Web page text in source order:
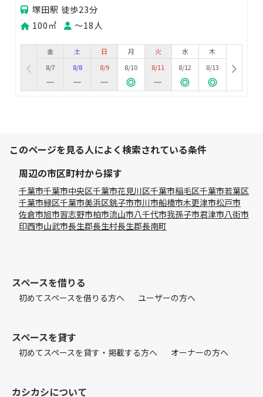
塚田駅 徒歩23分
100㎡
〜18人
金
8/7
土
8/8
日
8/9
月
8/10
火
8/11
水
8/12
木
8/13
このページを見る人によく検索されている条件
周辺の市区町村から探す
千葉市千葉市中央区千葉市花見川区千葉市稲毛区千葉市若葉区
千葉市緑区千葉市美浜区銚子市市川市船橋市木更津市松戸市
佐倉市旭市習志野市柏市流山市八千代市我孫子市君津市八街市
印西市山武市長生郡長生村長生郡長南町
スペースを借りる
初めてスペースを借りる方へ ユーザーの方へ
スペースを貸す
初めてスペースを貸す・掲載する方へ オーナーの方へ
カシカシについて